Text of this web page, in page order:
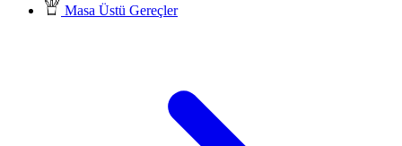
Masa Üstü Gereçler